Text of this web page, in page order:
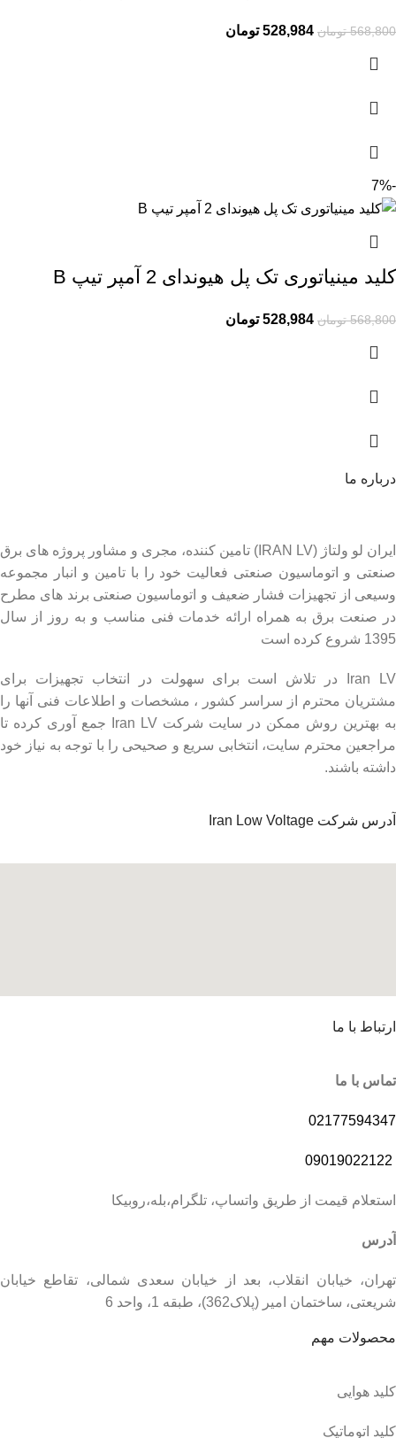
568,800 تومان 528,984 تومان
-7%
کلید مینیاتوری تک پل هیوندای 2 آمپر تیپ B
568,800 تومان 528,984 تومان
درباره ما
ایران لو ولتاژ (IRAN LV) تامین کننده، مجری و مشاور پروژه های برق
صنعتی و اتوماسیون صنعتی فعالیت خود را با تامین و انبار مجموعه
وسیعی از تجهیزات فشار ضعیف و اتوماسیون صنعتی برند های مطرح
در صنعت برق به همراه ارائه خدمات فنی مناسب و به روز از سال
1395 شروع کرده است
Iran LV در تلاش است برای سهولت در انتخاب تجهیزات برای
مشتریان محترم از سراسر کشور ، مشخصات و اطلاعات فنی آنها را
به بهترین روش ممکن در سایت شرکت Iran LV جمع آوری کرده تا
مراجعین محترم سایت، انتخابی سریع و صحیحی را با توجه به نیاز خود
داشته باشند.
آدرس شرکت Iran Low Voltage
ارتباط با ما
تماس با ما
02177594347
09019022122
استعلام قیمت از طریق واتساپ، تلگرام،بله،روبیکا
آدرس
تهران، خیابان انقلاب، بعد از خیابان سعدی شمالی، تقاطع خیابان
شریعتی، ساختمان امیر (پلاک362)، طبقه 1، واحد 6
محصولات مهم
کلید هوایی
کلید اتوماتیک